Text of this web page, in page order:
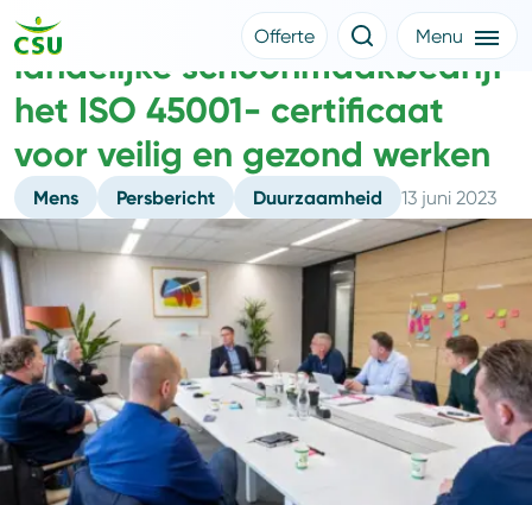
Meer CSU
Nieuws
Klantverhalen
Over CSU
Werken bij CSU
Medewerkers
CSU Login
Offerte aanvragen
Offerte Menu
CSU behaalt als eerste
landelijke schoonmaakbedrijf
het ISO 45001- certificaat
voor veilig en gezond werken
Mens Persbericht Duurzaamheid 13 juni 2023